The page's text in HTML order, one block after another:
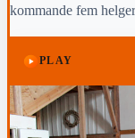
kommande fem
topp-fem-placering i
PLAY